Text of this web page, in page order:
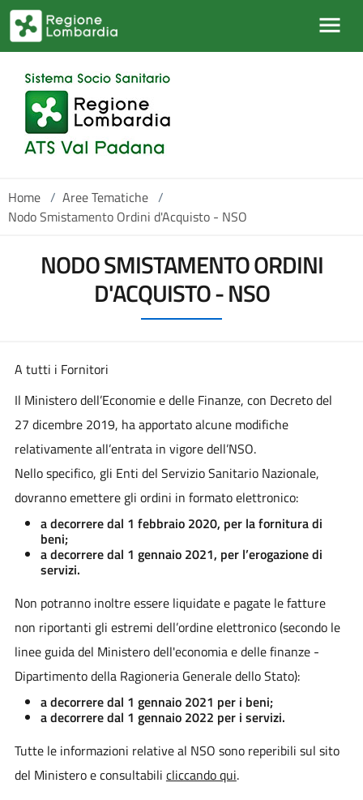
Salta al contenuto principale
Home / Aree Tematiche /
Nodo Smistamento Ordini d'Acquisto - NSO
NODO SMISTAMENTO ORDINI
D'ACQUISTO - NSO
A tutti i Fornitori
Il Ministero dell’Economie e delle Finanze, con Decreto del
27 dicembre 2019, ha apportato alcune modifiche
relativamente all’entrata in vigore dell’NSO.
Nello specifico, gli Enti del Servizio Sanitario Nazionale,
dovranno emettere gli ordini in formato elettronico:
a decorrere dal 1 febbraio 2020, per la fornitura di
beni;
a decorrere dal 1 gennaio 2021, per l’erogazione di
servizi.
Non potranno inoltre essere liquidate e pagate le fatture
non riportanti gli estremi dell’ordine elettronico (secondo le
linee guida del Ministero dell'economia e delle finanze -
Dipartimento della Ragioneria Generale dello Stato):
a decorrere dal 1 gennaio 2021 per i beni;
a decorrere dal 1 gennaio 2022 per i servizi.
Tutte le informazioni relative al NSO sono reperibili sul sito
del Ministero e consultabili cliccando qui.